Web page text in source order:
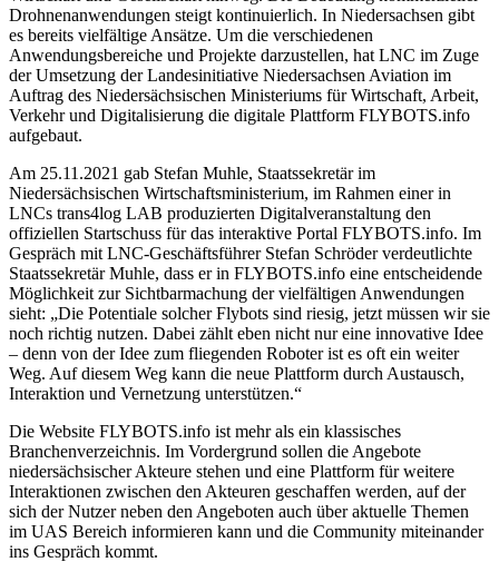
Drohnenanwendungen steigt kontinuierlich. In Niedersachsen gibt
es bereits vielfältige Ansätze. Um die verschiedenen
Anwendungsbereiche und Projekte darzustellen, hat LNC im Zuge
der Umsetzung der Landesinitiative Niedersachsen Aviation im
Auftrag des Niedersächsischen Ministeriums für Wirtschaft, Arbeit,
Verkehr und Digitalisierung die digitale Plattform FLYBOTS.info
aufgebaut.
Am 25.11.2021 gab Stefan Muhle, Staatssekretär im
Niedersächsischen Wirtschaftsministerium, im Rahmen einer in
LNCs trans4log LAB produzierten Digitalveranstaltung den
offiziellen Startschuss für das interaktive Portal FLYBOTS.info. Im
Gespräch mit LNC-Geschäftsführer Stefan Schröder verdeutlichte
Staatssekretär Muhle, dass er in FLYBOTS.info eine entscheidende
Möglichkeit zur Sichtbarmachung der vielfältigen Anwendungen
sieht: „Die Potentiale solcher Flybots sind riesig, jetzt müssen wir sie
noch richtig nutzen. Dabei zählt eben nicht nur eine innovative Idee
– denn von der Idee zum fliegenden Roboter ist es oft ein weiter
Weg. Auf diesem Weg kann die neue Plattform durch Austausch,
Interaktion und Vernetzung unterstützen.“
Die Website FLYBOTS.info ist mehr als ein klassisches
Branchenverzeichnis. Im Vordergrund sollen die Angebote
niedersächsischer Akteure stehen und eine Plattform für weitere
Interaktionen zwischen den Akteuren geschaffen werden, auf der
sich der Nutzer neben den Angeboten auch über aktuelle Themen
im UAS Bereich informieren kann und die Community miteinander
ins Gespräch kommt.